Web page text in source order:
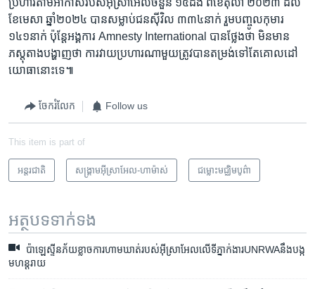
ខែមេសា ឆ្នាំ២០២៤ បាន​សម្លាប់​ជនស៊ីវិល ៣៣៤នាក់​ រួមបញ្ចូល​កុមារ
១៤១នាក់​ ប៉ុន្តែ​អង្គការ Amnesty International បាន​ថ្លែងថា មិនមាន​
ភស្តុតាង​បង្ហាញ​ថា ការ​វាយប្រហារ​ណាមួយ​ត្រូវបាន​តម្រង់​ទៅតែគោលដៅ
យោធា​នោះ​ទេ៕
ចែករំលែក Follow us
This item is part of
អន្តរជាតិ សង្គ្រាម​អ៊ីស្រាអែល-ហាម៉ាស់ ជម្លោះមជ្ឈិមបូព៌ា
អត្ថបទ​ទាក់ទង
ប៉ាឡេស្ទីនភ័យខ្លាចការហាមឃាត់របស់អ៊ីស្រាអែលលើទីភ្នាក់ងារUNRWAនឹងបង្ក
មហន្តរាយ